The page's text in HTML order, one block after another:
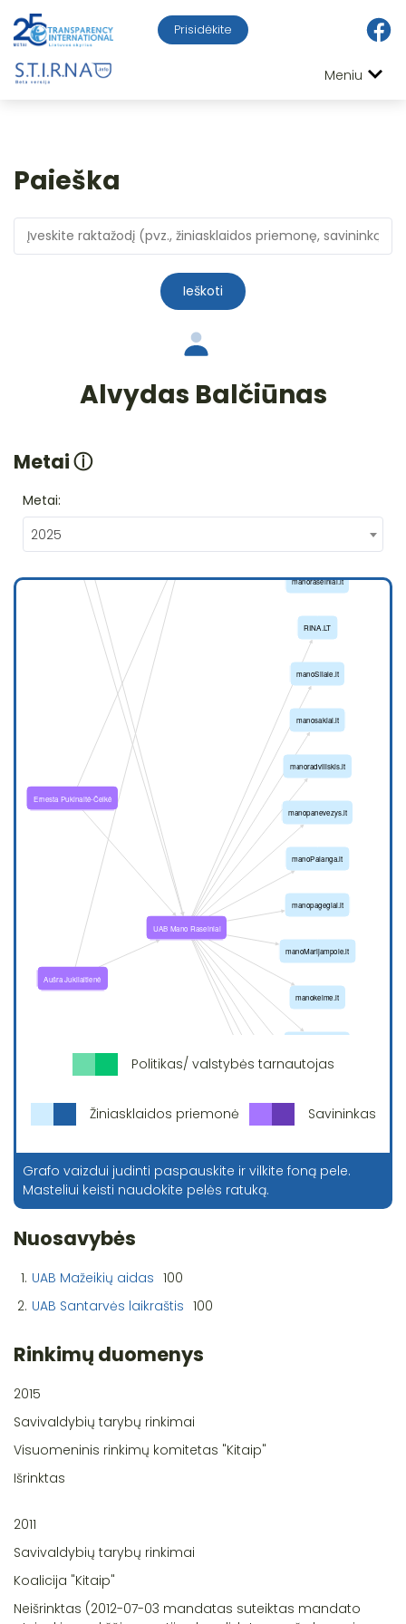
Prisidėkite
Meniu
Paieška
Ieškoti
Alvydas Balčiūnas
Metaiⓘ
Metai:
2025
Politikas/ valstybės tarnautojas
Žiniasklaidos priemonė Savininkas
Grafo vaizdui judinti paspauskite ir vilkite foną pele.
Masteliui keisti naudokite pelės ratuką.
Nuosavybės
1. UAB Mažeikių aidas 100
2. UAB Santarvės laikraštis 100
Rinkimų duomenys
2015
Savivaldybių tarybų rinkimai
Visuomeninis rinkimų komitetas "Kitaip"
Išrinktas
2011
Savivaldybių tarybų rinkimai
Koalicija "Kitaip"
Neišrinktas (2012-07-03 mandatas suteiktas mandato